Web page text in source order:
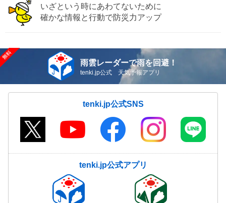
いざという時にあわてないために
確かな情報と行動で防災力アップ
雨雲レーダーで雨を回避！
tenki.jp公式 天気予報アプリ
tenki.jp公式SNS
tenki.jp公式アプリ